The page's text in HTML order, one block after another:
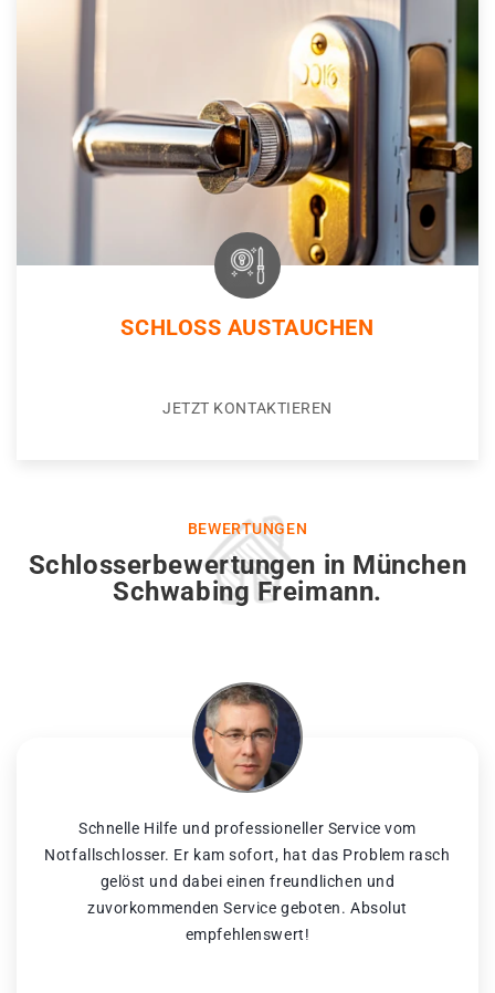
SCHLOSS AUSTAUCHEN
JETZT KONTAKTIEREN
BEWERTUNGEN
Schlosserbewertungen in München
Schwabing Freimann.
Schnelle Hilfe und professioneller Service vom
Notfallschlosser. Er kam sofort, hat das Problem rasch
gelöst und dabei einen freundlichen und
zuvorkommenden Service geboten. Absolut
empfehlenswert!